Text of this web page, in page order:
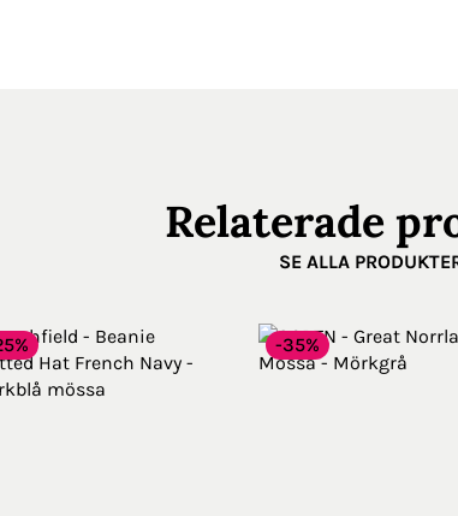
Relaterade
SE ALLA
-35%